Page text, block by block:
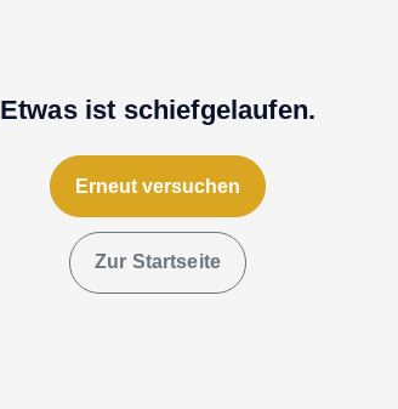
Etwas ist schiefgelaufen.
Erneut versuchen
Zur Startseite